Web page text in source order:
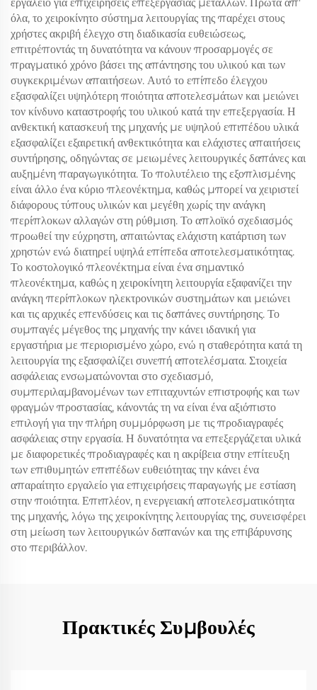
όλα, το χειροκίνητο σύστημα λειτουργίας της παρέχει στους
χρήστες ακριβή έλεγχο στη διαδικασία ευθειώσεως,
επιτρέποντάς τη δυνατότητα να κάνουν προσαρμογές σε
πραγματικό χρόνο βάσει της απάντησης του υλικού και των
συγκεκριμένων απαιτήσεων. Αυτό το επίπεδο έλεγχου
εξασφαλίζει υψηλότερη ποιότητα αποτελεσμάτων και μειώνει
τον κίνδυνο καταστροφής του υλικού κατά την επεξεργασία. Η
ανθεκτική κατασκευή της μηχανής με υψηλού επιπέδου υλικά
εξασφαλίζει εξαιρετική ανθεκτικότητα και ελάχιστες απαιτήσεις
συντήρησης, οδηγώντας σε μειωμένες λειτουργικές δαπάνες και
αυξημένη παραγωγικότητα. Το πολυτέλειο της εξοπλισμένης
είναι άλλο ένα κύριο πλεονέκτημα, καθώς μπορεί να χειριστεί
διάφορους τύπους υλικών και μεγέθη χωρίς την ανάγκη
περίπλοκων αλλαγών στη ρύθμιση. Το απλοϊκό σχεδιασμός
προωθεί την εύχρηστη, απαιτώντας ελάχιστη κατάρτιση των
χρηστών ενώ διατηρεί υψηλά επίπεδα αποτελεσματικότητας.
Το κοστολογικό πλεονέκτημα είναι ένα σημαντικό
πλεονέκτημα, καθώς η χειροκίνητη λειτουργία εξαφανίζει την
ανάγκη περίπλοκων ηλεκτρονικών συστημάτων και μειώνει
και τις αρχικές επενδύσεις και τις δαπάνες συντήρησης. Το
συμπαγές μέγεθος της μηχανής την κάνει ιδανική για
εργαστήρια με περιορισμένο χώρο, ενώ η σταθερότητα κατά τη
λειτουργία της εξασφαλίζει συνεπή αποτελέσματα. Στοιχεία
ασφάλειας ενσωματώνονται στο σχεδιασμό,
συμπεριλαμβανομένων των επιταχυντών επιστροφής και των
φραγμών προστασίας, κάνοντάς τη να είναι ένα αξιόπιστο
επιλογή για την πλήρη συμμόρφωση με τις προδιαγραφές
ασφάλειας στην εργασία. Η δυνατότητα να επεξεργάζεται υλικά
με διαφορετικές προδιαγραφές και η ακρίβεια στην επίτευξη
των επιθυμητών επιπέδων ευθειότητας την κάνει ένα
απαραίτητο εργαλείο για επιχειρήσεις παραγωγής με εστίαση
στην ποιότητα. Επιπλέον, η ενεργειακή αποτελεσματικότητα
της μηχανής, λόγω της χειροκίνητης λειτουργίας της, συνεισφέρει
στη μείωση των λειτουργικών δαπανών και της επιβάρυνσης
στο περιβάλλον.
Πρακτικές Συμβουλές